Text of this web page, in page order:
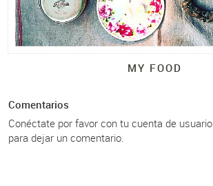
MY FOOD
Comentarios
Conéctate por favor con tu cuenta de usuario
para dejar un comentario.